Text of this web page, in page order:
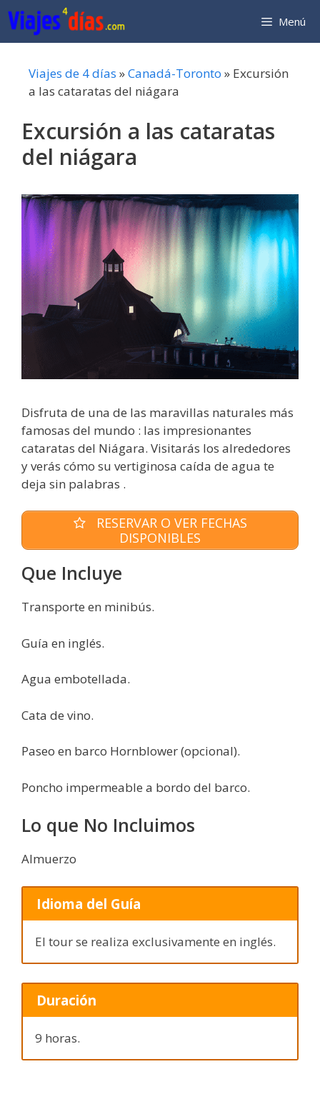
Saltar
al
contenido
Menú
Viajes de 4 días »Canadá-Toronto » Excursión
a las cataratas del niágara
Excursión a las cataratas
del niágara
Disfruta de una de las maravillas naturales más
famosas del mundo : las impresionantes
cataratas del Niágara. Visitarás los alrededores
y verás cómo su vertiginosa caída de agua te
deja sin palabras .
RESERVAR O VER FECHAS
DISPONIBLES
Que Incluye
Transporte en minibús.
Guía en inglés.
Agua embotellada.
Cata de vino.
Paseo en barco Hornblower (opcional).
Poncho impermeable a bordo del barco.
Lo que No Incluimos
Almuerzo
Idioma del Guía
El tour se realiza exclusivamente en inglés.
Duración
9 horas.